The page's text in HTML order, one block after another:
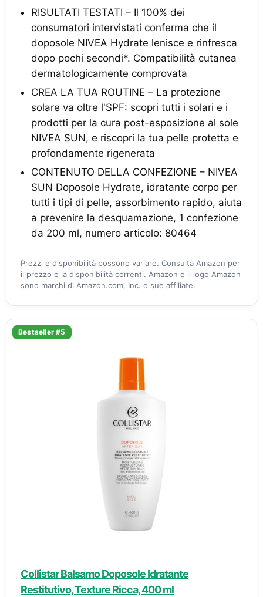
RISULTATI TESTATI – Il 100% dei
consumatori intervistati conferma che il
doposole NIVEA Hydrate lenisce e rinfresca
dopo pochi secondi*. Compatibilità cutanea
dermatologicamente comprovata
CREA LA TUA ROUTINE – La protezione
solare va oltre l'SPF: scopri tutti i solari e i
prodotti per la cura post-esposizione al sole
NIVEA SUN, e riscopri la tua pelle protetta e
profondamente rigenerata
CONTENUTO DELLA CONFEZIONE – NIVEA
SUN Doposole Hydrate, idratante corpo per
tutti i tipi di pelle, assorbimento rapido, aiuta
a prevenire la desquamazione, 1 confezione
da 200 ml, numero articolo: 80464
Prezzi e disponibilità possono variare. Consulta Amazon per
il prezzo e la disponibilità correnti. Amazon e il logo Amazon
sono marchi di Amazon.com, Inc. o sue affiliate.
Bestseller #5
Collistar Balsamo Doposole Idratante
Restitutivo, Texture Ricca, 400 ml